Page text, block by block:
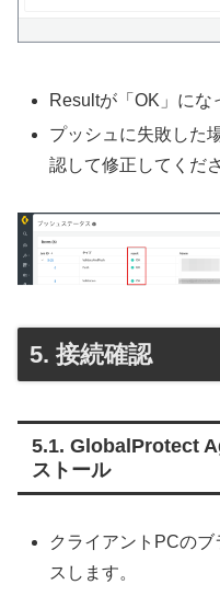
Resultが「OK」にな
プッシュに失敗した
認して修正してくだ
接続確認
GlobalProtect
ストール
クライアントPCの
スします。